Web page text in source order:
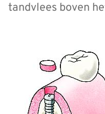
tandvlees boven